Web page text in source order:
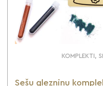
KOMPLEKTI,
Sešu glezniņu